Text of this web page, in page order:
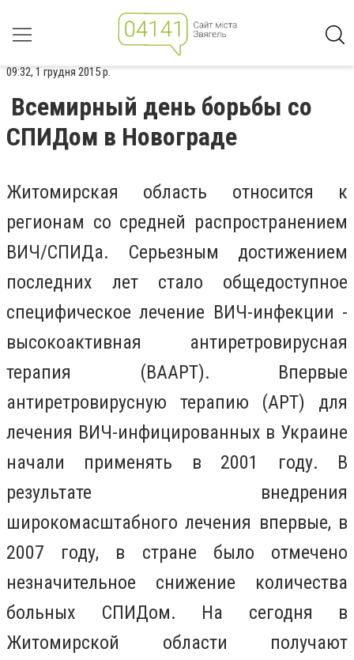
09:32, 1 грудня 2015 р.
Всемирный день борьбы со
СПИДом в Новограде
Житомирская область относится к
регионам со средней распространением
ВИЧ/СПИДа. Серьезным достижением
последних лет стало общедоступное
специфическое лечение ВИЧ-инфекции -
высокоактивная антиретровирусная
терапия (ВААРТ). Впервые
антиретровирусную терапию (АРТ) для
лечения ВИЧ-инфицированных в Украине
начали применять в 2001 году. В
результате внедрения
широкомасштабного лечения впервые, в
2007 году, в стране было отмечено
незначительное снижение количества
больных СПИДом. На сегодня в
Житомирской области получают